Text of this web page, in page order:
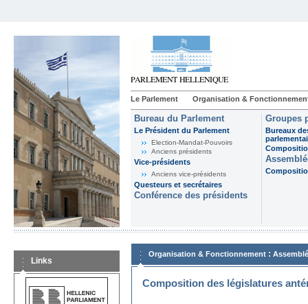
Le Parlement Organisation &
Bureau du Parlement
Le Président du Parlement
Election-Mandat-Pouvoirs
Anciens présidents
Vice-présidents
Anciens vice-présidents
Questeurs et secrétaires
Conférence des présidents
Groupes
Bureaux
Links
Organisation & Fonctionnement :
Composition des législatures